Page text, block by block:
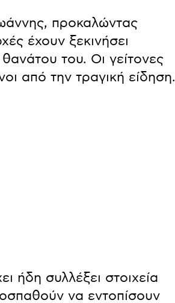
προκαλώντας
έχουν ξεκινήσει
του. Οι γείτονες
από την τραγική είδηση.
ήδη συλλέξει στοιχεία
να εντοπίσουν